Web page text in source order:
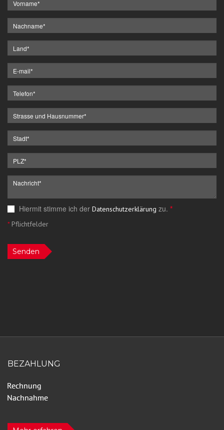
Hiermit stimme ich der Datenschutzerklärung zu. *
*Pflichtfelder
Senden
BEZAHLUNG